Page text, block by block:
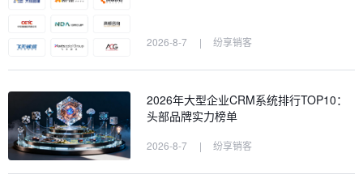
2026-8-7 | 纷享销客
2026年大型企业CRM系统排行TOP10：
头部品牌实力榜单
2026-8-7 | 纷享销客